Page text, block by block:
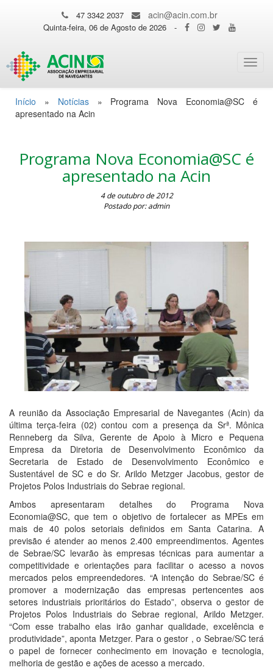
47 3342 2037 acin@acin.com.br
Quinta-feira, 06 de Agosto de 2026 -
Início » Notícias» Programa Nova Economia@SC é
apresentado na Acin
Programa Nova Economia@SC é
apresentado na Acin
4 de outubro de 2012
Postado por: admin
A reunião da Associação Empresarial de Navegantes (Acin) da
última terça-feira (02) contou com a presença da Srª. Mônica
Renneberg da Silva, Gerente de Apoio à Micro e Pequena
Empresa da Diretoria de Desenvolvimento Econômico da
Secretaria de Estado de Desenvolvimento Econômico e
Sustentável de SC e do Sr. Arildo Metzger Jacobus, gestor de
Projetos Polos Industriais do Sebrae regional.
Ambos apresentaram detalhes do Programa Nova
Economia@SC, que tem o objetivo de fortalecer as MPEs em
mais de 40 polos setoriais definidos em Santa Catarina. A
previsão é atender ao menos 2.400 empreendimentos. Agentes
de Sebrae/SC levarão às empresas técnicas para aumentar a
competitividade e orientações para facilitar o acesso a novos
mercados pelos empreendedores. “A intenção do Sebrae/SC é
promover a modernização das empresas pertencentes aos
setores industriais prioritários do Estado”, observa o gestor de
Projetos Polos Industriais do Sebrae regional, Arildo Metzger.
“Com esse trabalho elas irão ganhar qualidade, excelência e
produtividade”, aponta Metzger. Para o gestor , o Sebrae/SC terá
o papel de fornecer conhecimento em inovação e tecnologia,
melhoria de gestão e ações de acesso a mercado.